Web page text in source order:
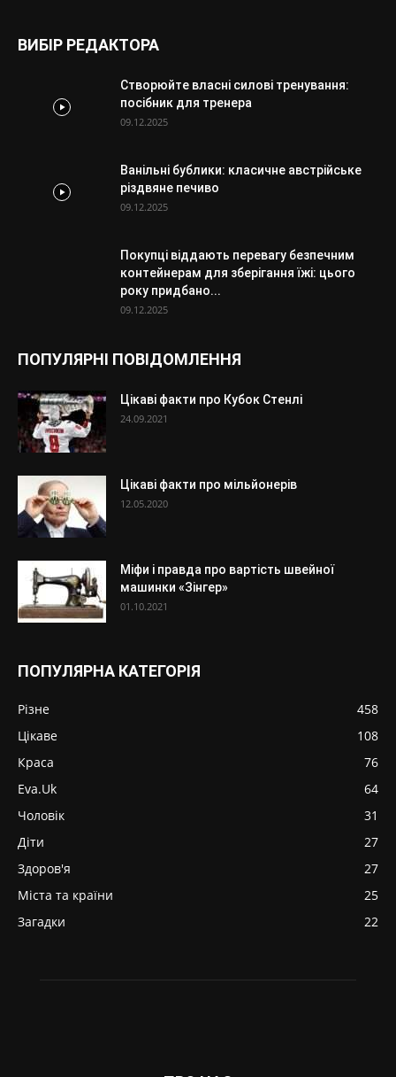
ВИБІР РЕДАКТОРА
Створюйте власні силові тренування:
посібник для тренера
09.12.2025
Ванільні бублики: класичне австрійське
різдвяне печиво
09.12.2025
Покупці віддають перевагу безпечним
контейнерам для зберігання їжі: цього
року придбано...
09.12.2025
ПОПУЛЯРНІ ПОВІДОМЛЕННЯ
Цікаві факти про Кубок Стенлі
24.09.2021
Цікаві факти про мільйонерів
12.05.2020
Міфи і правда про вартість швейної
машинки «Зінгер»
01.10.2021
ПОПУЛЯРНА КАТЕГОРІЯ
Різне
458
Цікаве
108
Краса
76
Eva.Uk
64
Чоловік
31
Діти
27
Здоров'я
27
Міста та країни
25
Загадки
22